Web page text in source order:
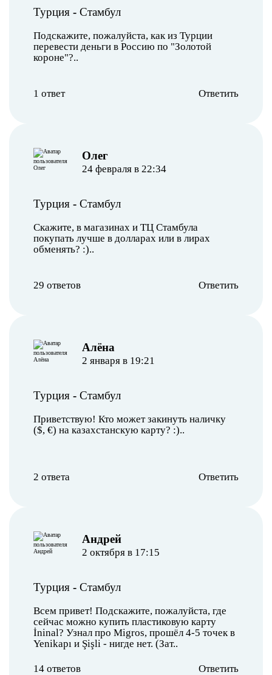
Турция - Стамбул
Подскажите, пожалуйста, как из Турции
перевести деньги в Россию по "Золотой
короне"?..
1 ответ Ответить
Олег
24 февраля в 22:34
Турция - Стамбул
Скажите, в магазинах и ТЦ Стамбула
покупать лучше в долларах или в лирах
обменять? :)..
29 ответов Ответить
Алёна
2 января в 19:21
Турция - Стамбул
Приветствую! Кто может закинуть наличку
($, €) на казахстанскую карту? :)..
2 ответа Ответить
Андрей
2 октября в 17:15
Турция - Стамбул
Всем привет! Подскажите, пожалуйста, где
сейчас можно купить пластиковую карту
İninal? Узнал про Migros, прошёл 4-5 точек в
Yenikapı и Şişli - нигде нет. (Зат..
14 ответов Ответить